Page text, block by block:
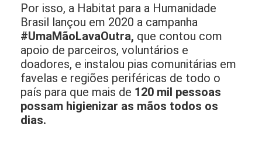
Por isso, a Habitat para a Humanidade
Brasil lançou em 2020 a campanha
#UmaMãoLavaOutra, que contou com
apoio de parceiros, voluntários e
doadores, e instalou pias comunitárias em
favelas e regiões periféricas de todo o
país para que mais de 120 mil pessoas
possam higienizar as mãos todos os
dias.